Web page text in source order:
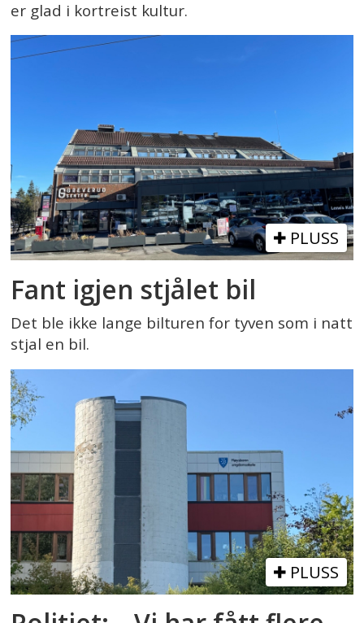
er glad i kortreist kultur.
PLUSS
Fant igjen stjålet bil
Det ble ikke lange bilturen for tyven som i natt
stjal en bil.
PLUSS